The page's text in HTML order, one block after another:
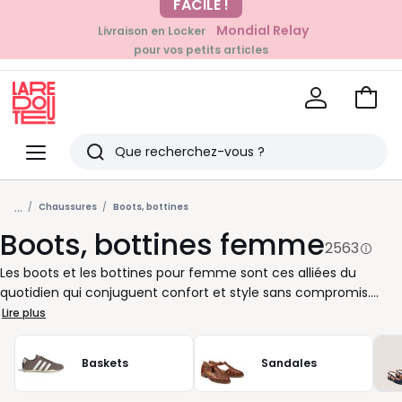
EN CE MOMENT
-20% dès 39€*
sur la mode
Livraison en Locker Mondial Relay
pour vos petits articles
Menu
Redoute
Rechercher
Derniers
articles
vus
Voir
... Chaussures Boots, bottines
Boots, bottines femme2563
Les boots et les bottines pour femme sont ces alliées du
quotidien qui conjuguent confort et style sans compromis.
Faciles à enfiler, elles accompagnent aussi bien vos journées
actives que vos soirées improvisées. Vous cherchez à
structurer une tenue simple ? Une paire de bottines en cuir ou
en velours suffit à apporter l’élégance qu’il faut, sans effort. La
couleur joue ici un rôle essentiel : un modèle noir intemporel
Lire plus
Baskets Sandales